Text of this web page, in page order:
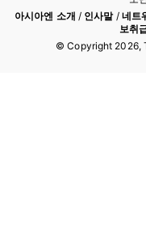
아시아엔 소개 / 인사말/ 네트
보취
© Copyright 2026,